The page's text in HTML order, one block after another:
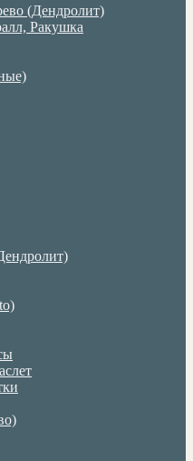
(Дендролит)
Ракушка